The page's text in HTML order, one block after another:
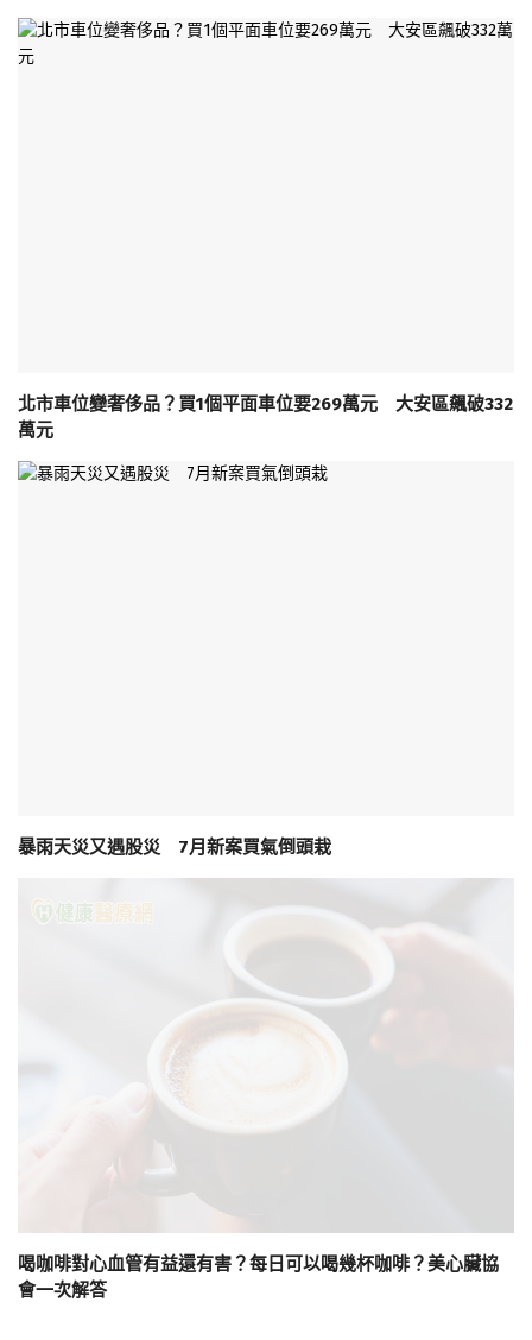
北市車位變奢侈品？買1個平面車位要269萬元 大安區飆破332
萬元
暴雨天災又遇股災 7月新案買氣倒頭栽
喝咖啡對心血管有益還有害？每日可以喝幾杯咖啡？美心臟協
會一次解答